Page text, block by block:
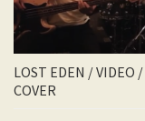
LOST EDEN /VIDEO /
COVER